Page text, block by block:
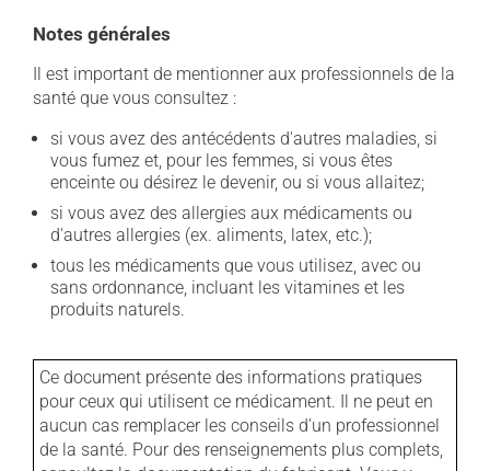
Notes générales
Il est important de mentionner aux professionnels de la
santé que vous consultez :
si vous avez des antécédents d'autres maladies, si
vous fumez et, pour les femmes, si vous êtes
enceinte ou désirez le devenir, ou si vous allaitez;
si vous avez des allergies aux médicaments ou
d'autres allergies (ex. aliments, latex, etc.);
tous les médicaments que vous utilisez, avec ou
sans ordonnance, incluant les vitamines et les
produits naturels.
Ce document présente des informations pratiques
pour ceux qui utilisent ce médicament. Il ne peut en
aucun cas remplacer les conseils d'un professionnel
de la santé. Pour des renseignements plus complets,